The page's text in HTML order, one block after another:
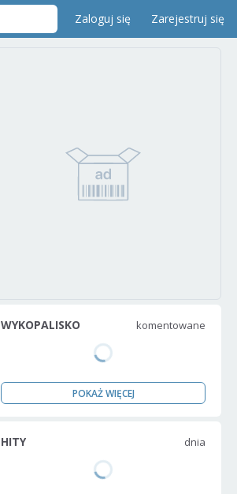
Zaloguj się Zarejestruj się
WYKOPALISKO komentowane
POKAŻ WIĘCEJ
HITY dnia